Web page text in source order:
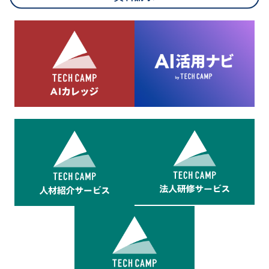
8.cookieにより取得・分析した情報とその利用について
当社は第三者が運営するデータ・マネジメント・プラットフォ
ームからcookieにより収集されたウェブの閲覧機歴及びその分
析結果を取得し、これをお客様の個人データと結びつけた上
で、広告配信等の目的で利用いたします。